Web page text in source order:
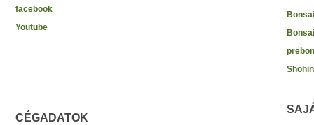
facebook
Youtube
CÉGADATOK